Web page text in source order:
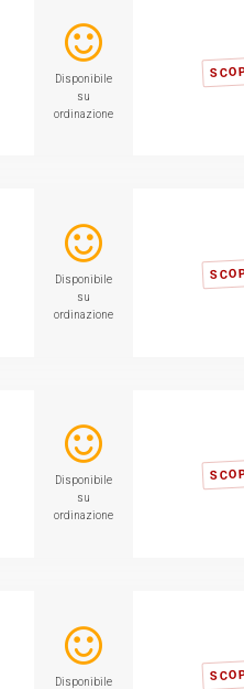
Disponibile
su
ordinazione
Disponibile
su
ordinazione
Disponibile
su
ordinazione
Disponibile